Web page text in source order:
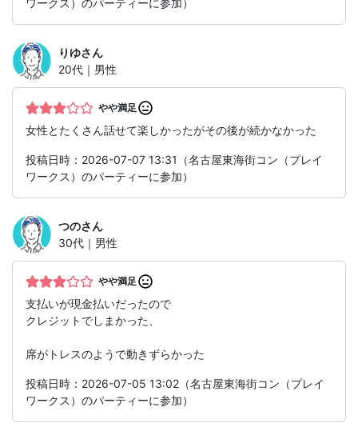
ワークス）のパーティーに参加）
りゆさん
20代｜男性
やや満足
女性とたくさん話せて楽しかったがその後が続かなかった
投稿日時：2026-07-07 13:31（名古屋東海街コン（プレイ
ワークス）のパーティーに参加）
つのさん
30代｜男性
やや満足
支払いが現金払いだったので
クレジットでしまかった、
席がトレスのようで動きずらかった
投稿日時：2026-07-05 13:02（名古屋東海街コン（プレイ
ワークス）のパーティーに参加）